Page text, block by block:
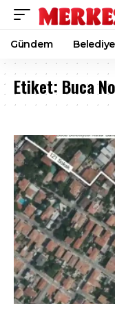
Gündem
Etiket: Buca